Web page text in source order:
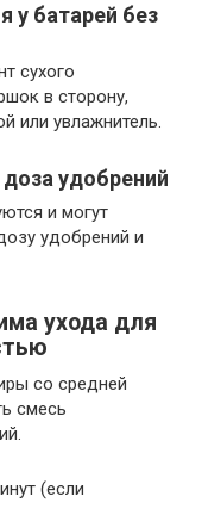
у батарей без
сухого
в сторону,
или увлажнитель.
удобрений
и могут
удобрений и
ухода для
со средней
смесь
(если